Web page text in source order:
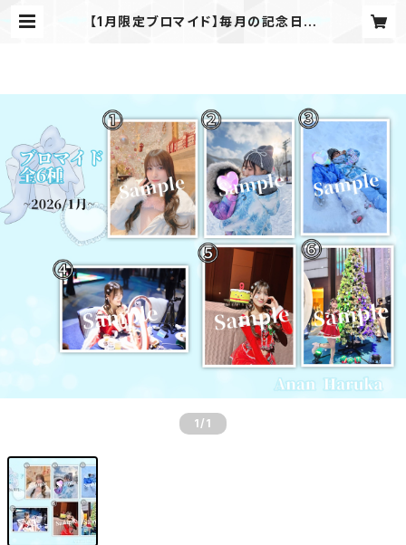
【1月限定ブロマイド】毎月の記念日を
1 /1